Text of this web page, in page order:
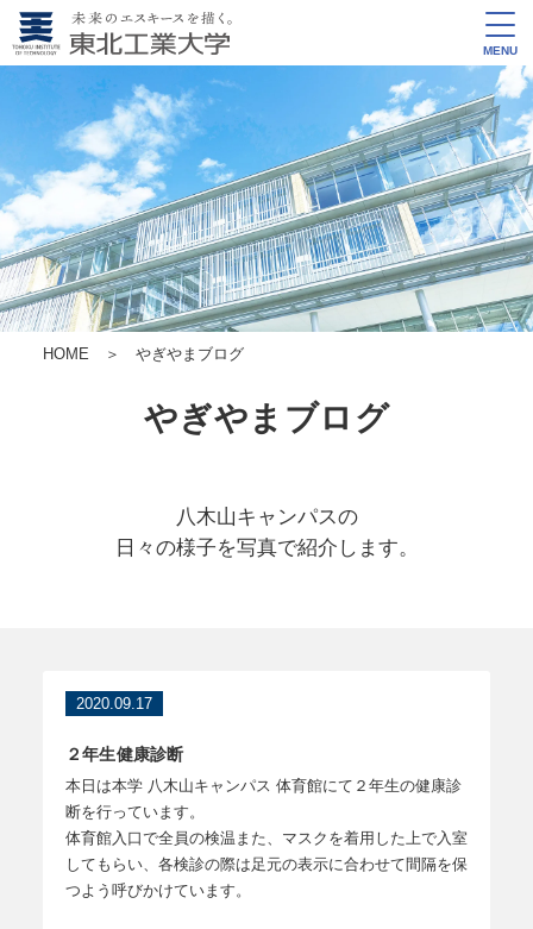
MENU
HOME ＞ やぎやまブログ
やぎやまブログ
八木山キャンパスの
日々の様子を写真で紹介します。
2020.09.17
２年生健康診断
本日は本学 八木山キャンパス 体育館にて２年生の健康診
断を行っています。
体育館入口で全員の検温また、マスクを着用した上で入室
してもらい、各検診の際は足元の表示に合わせて間隔を保
つよう呼びかけています。